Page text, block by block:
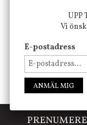
FÖLJ OSS
UPP
Vi
E-postadress
ANMÄL MIG